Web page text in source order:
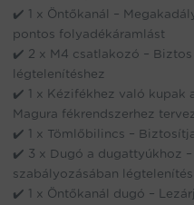
✔️ 1 x Öntőkanál –
pontos folyadékáramlást
✔️ 2 x M4 csatlakozó –
légtelenítéshez
✔️ 1 x Kézifékhez való kupak
Magura fékrendszerhez
✔️ 1 x Tömlőbilincs –
✔️ 3 x Dugó a dugattyúkhoz
szabályozásában
✔️ 1 x Öntőkanál dugó –